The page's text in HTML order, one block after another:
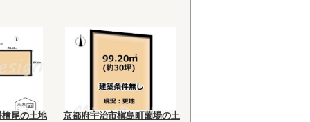
尾の土地
京都府宇治市槇島町薗場の土